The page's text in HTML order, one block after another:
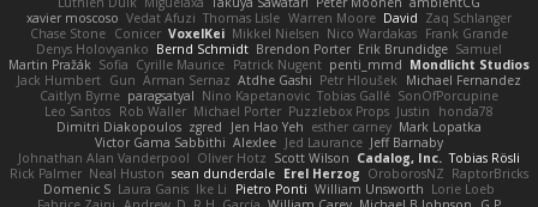
xavier moscoso Vedat Afuzi Thomas Lisle Warren Moore David Zaq Schlanger
Chase Stone Conicer VoxelKei Mikkel Nielsen Nico Wardakas Frank Grande
Denys Holovyanko Bernd Schmidt Brendon Porter Erik Brundidge Samuel
Martin Pražák Sofia Cyrille Maurice Patrick Nugent penti_mmd Mondlicht Studios
Jack Humbert Gun Arman Sernaz Atdhe Gashi Petr Hloušek
Michael Fernandez
Caitlyn Byrne paragsatyal Nino Kapetanovic Tobias Gallé SonOfPorcupine
Leo Santos Rob Waller Michael Porter Puzzlebox Props Justin
honda78
Dimitri Diakopoulos zgred Jen Hao Yeh esther carney Mark Lopatka
Victor Gama Sabbithi Alexlee Jed Laurance Jeff Barnaby
Johnathan Alan Vanderpool Oliver Hotz Scott Wilson Cadalog, Inc. Tobias Rösli
Rick Palmer Neal Huston sean dunderdale Erel Herzog OroborosNZ RaptorBricks
Domenic S Laura Ganis Ike Li Pietro Ponti William Unsworth Lorie Loeb